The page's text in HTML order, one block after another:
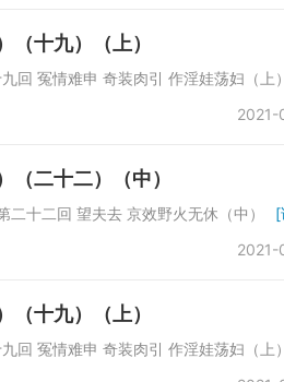
（十九）（上）
难申 奇装肉引 作淫娃荡妇（上）
2021-
（二十二）（中）
望夫去 京效野火无休（中）
[
2021-
（十九）（上）
难申 奇装肉引 作淫娃荡妇（上）